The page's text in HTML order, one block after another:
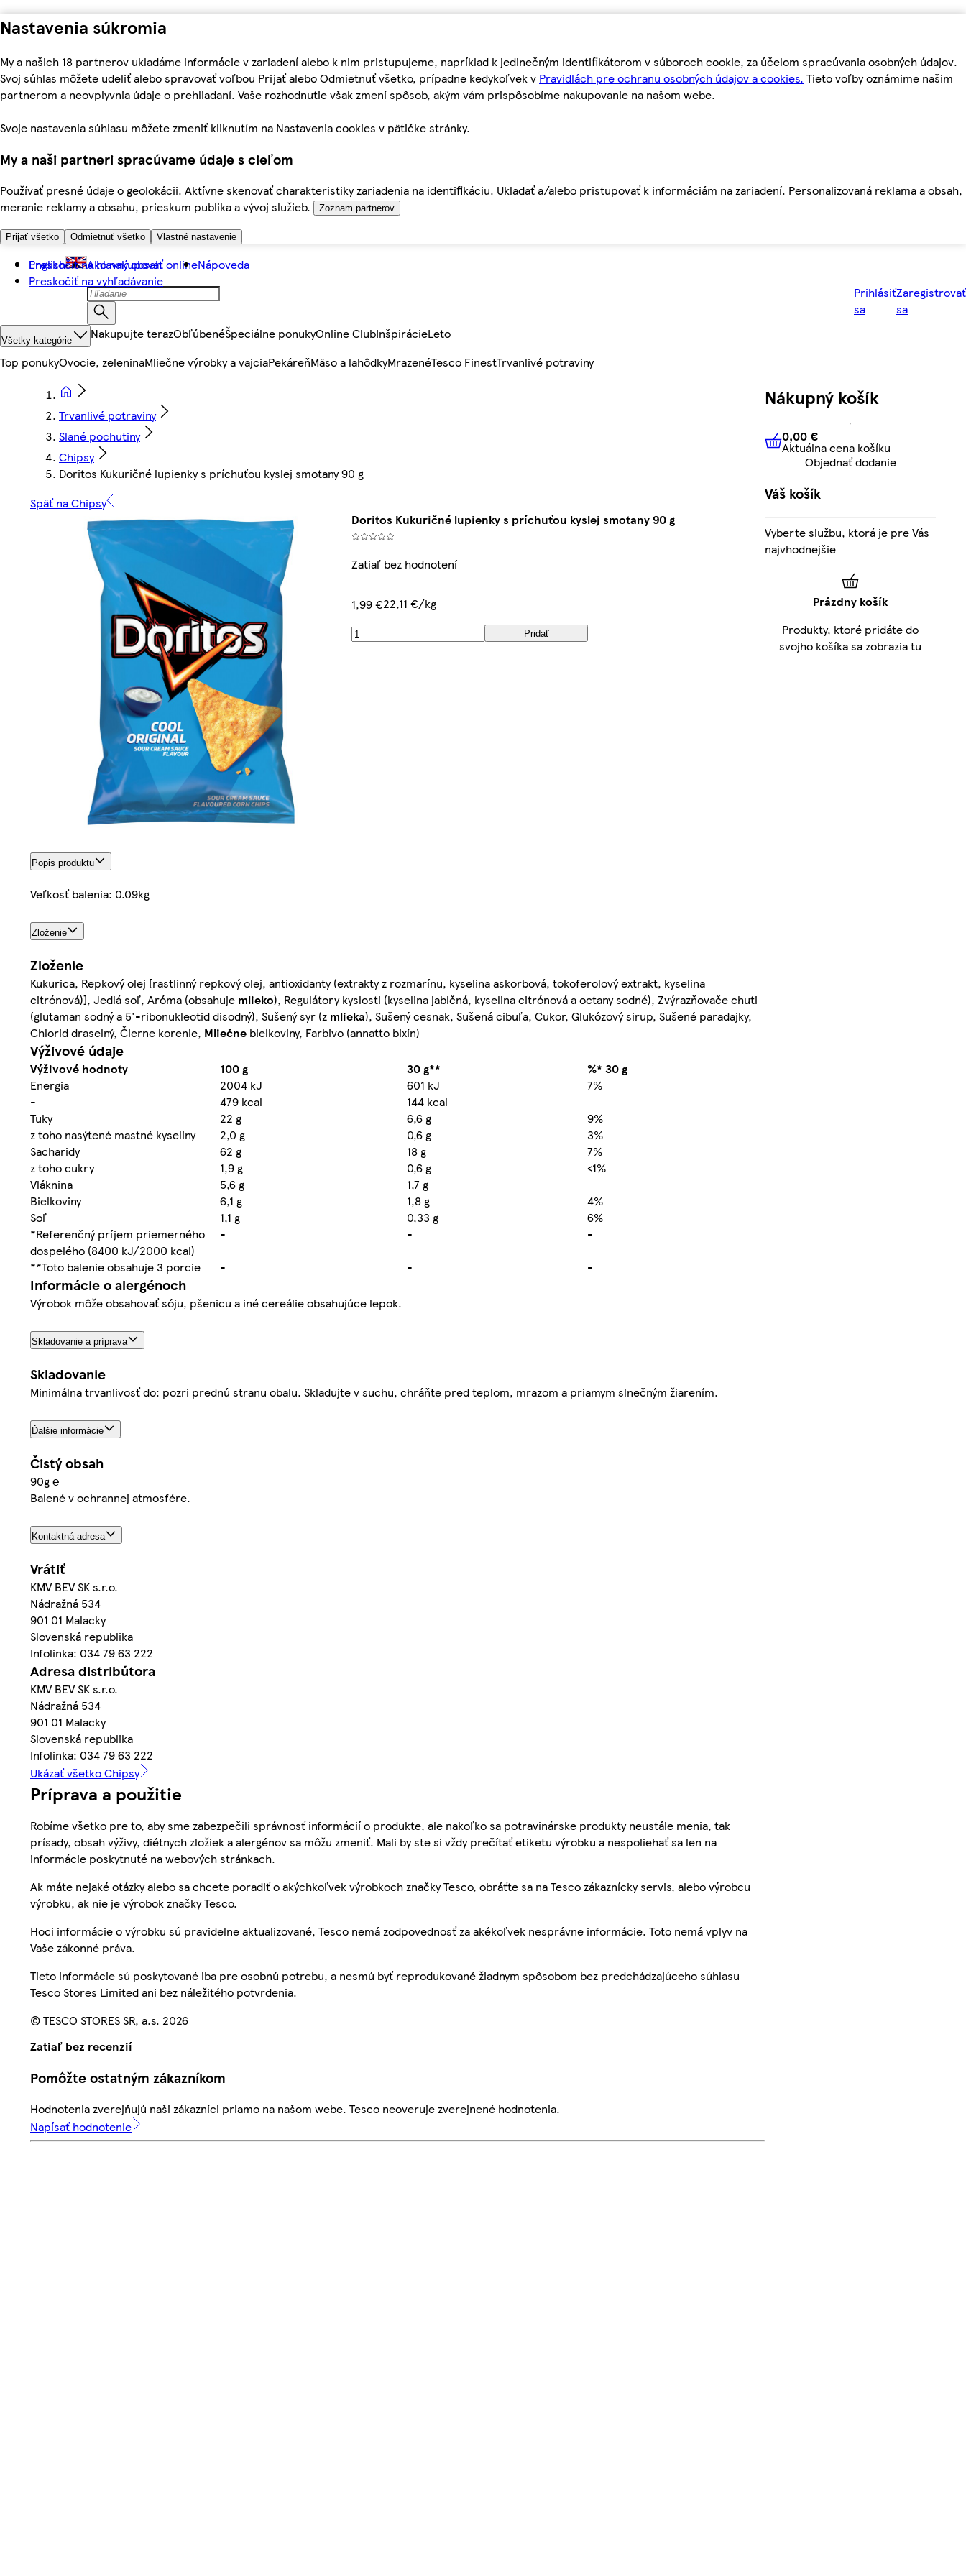
Nastavenia súkromia
My a našich 18 partnerov ukladáme informácie v zariadení alebo k nim pristupujeme, napríklad k jedinečným identifikátorom v súboroch cookie, za účelom spracúvania osobných údajov.
Svoj súhlas môžete udeliť alebo spravovať voľbou Prijať alebo Odmietnuť všetko, prípadne kedykoľvek v Pravidlách pre ochranu osobných údajov a cookies. Tieto voľby oznámime našim
partnerom a neovplyvnia údaje o prehliadaní. Vaše rozhodnutie však zmení spôsob, akým vám prispôsobíme nakupovanie na našom webe.
Svoje nastavenia súhlasu môžete zmeniť kliknutím na Nastavenia cookies v pätičke stránky.
My a naši partneri spracúvame údaje s cieľom
Používať presné údaje o geolokácii. Aktívne skenovať charakteristiky zariadenia na identifikáciu. Ukladať a/alebo pristupovať k informáciám na zariadení. Personalizovaná reklama a obsah,
meranie reklamy a obsahu, prieskum publika a vývoj služieb.
Zoznam partnerov
Prijať všetko Odmietnuť všetko Vlastné nastavenie
Preskočiť na hlavný obsah
Preskočiť na vyhľadávanie
English Ako nakupovať onlineNápoveda
Prihlásiť
sa
Zaregistrovať
sa
Všetky kategórie Nakupujte terazObľúbenéŠpeciálne ponukyOnline ClubInšpirácieLeto
Top ponukyOvocie, zeleninaMliečne výrobky a vajciaPekáreňMäso a lahôdkyMrazenéTesco FinestTrvanlivé potraviny
Trvanlivé potraviny
Slané pochutiny
Chipsy
Doritos Kukuričné lupienky s príchuťou kyslej smotany 90 g
Späť na Chipsy
Doritos Kukuričné lupienky s príchuťou kyslej smotany 90 g
Zatiaľ bez hodnotení
1,99 €22,11 €/kg
Pridať
Popis produktu
Veľkosť balenia: 0.09kg
Zloženie
Zloženie
Kukurica, Repkový olej [rastlinný repkový olej, antioxidanty (extrakty z rozmarínu, kyselina askorbová, tokoferolový extrakt, kyselina
citrónová)], Jedlá soľ, Aróma (obsahuje mlieko), Regulátory kyslosti (kyselina jablčná, kyselina citrónová a octany sodné), Zvýrazňovače chuti
(glutaman sodný a 5'-ribonukleotid disodný), Sušený syr (z mlieka), Sušený cesnak, Sušená cibuľa, Cukor, Glukózový sirup, Sušené paradajky,
Chlorid draselný, Čierne korenie, Mliečne bielkoviny, Farbivo (annatto bixín)
Výživové údaje
Výživové hodnoty 100 g 30 g**
%* 30 g
Energia
2004 kJ 601 kJ
7%
-
479 kcal
144 kcal
Tuky
22 g 6,6 g
9%
z toho nasýtené mastné kyseliny
2,0 g 0,6 g
3%
Sacharidy
62 g 18 g
7%
z toho cukry
1,9 g 0,6 g
<1%
Vláknina
5,6 g
1,7 g
Bielkoviny
6,1 g 1,8 g
4%
Soľ
1,1 g 0,33 g
6%
*Referenčný príjem priemerného
dospelého (8400 kJ/2000 kcal)
- -
-
**Toto balenie obsahuje 3 porcie
- - -
Informácie o alergénoch
Výrobok môže obsahovať sóju, pšenicu a iné cereálie obsahujúce lepok.
Skladovanie a príprava
Skladovanie
Minimálna trvanlivosť do: pozri prednú stranu obalu. Skladujte v suchu, chráňte pred teplom, mrazom a priamym slnečným žiarením.
Ďalšie informácie
Čistý obsah
90g ℮
Balené v ochrannej atmosfére.
Kontaktná adresa
Vrátiť
KMV BEV SK s.r.o.
Nádražná 534
901 01 Malacky
Slovenská republika
Infolinka: 034 79 63 222
Adresa distribútora
KMV BEV SK s.r.o.
Nádražná 534
901 01 Malacky
Slovenská republika
Infolinka: 034 79 63 222
Ukázať všetko Chipsy
Príprava a použitie
Robíme všetko pre to, aby sme zabezpečili správnosť informácií o produkte, ale nakoľko sa potravinárske produkty neustále menia, tak
prísady, obsah výživy, diétnych zložiek a alergénov sa môžu zmeniť. Mali by ste si vždy prečítať etiketu výrobku a nespoliehať sa len na
informácie poskytnuté na webových stránkach.
Ak máte nejaké otázky alebo sa chcete poradiť o akýchkoľvek výrobkoch značky Tesco, obráťte sa na Tesco zákaznícky servis, alebo výrobcu
výrobku, ak nie je výrobok značky Tesco.
Hoci informácie o výrobku sú pravidelne aktualizované, Tesco nemá zodpovednosť za akékoľvek nesprávne informácie. Toto nemá vplyv na
Vaše zákonné práva.
Tieto informácie sú poskytované iba pre osobnú potrebu, a nesmú byť reprodukované žiadnym spôsobom bez predchádzajúceho súhlasu
Tesco Stores Limited ani bez náležitého potvrdenia.
© TESCO STORES SR, a.s. 2026
Zatiaľ bez recenzií
Pomôžte ostatným zákazníkom
Hodnotenia zverejňujú naši zákazníci priamo na našom webe. Tesco neoveruje zverejnené hodnotenia.
Napísať hodnotenie
Nákupný košík
0,00 € Aktuálna cena košíku
0,00 €
Aktuálna cena košíku
Objednať dodanie
Váš košík
Vyberte službu, ktorá je pre Vás
najvhodnejšie
Prázdny košík
Produkty, ktoré pridáte do
svojho košíka sa zobrazia tu